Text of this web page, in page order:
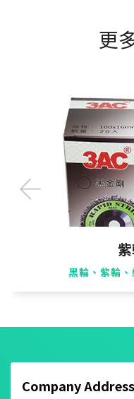
更
紫
黑輪、紫輪、紅
Company Address